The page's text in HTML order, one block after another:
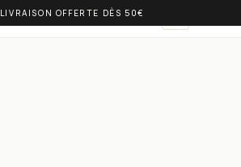
LIVRAISON OFFERTE DÈS 50€
OLIVIA BALM